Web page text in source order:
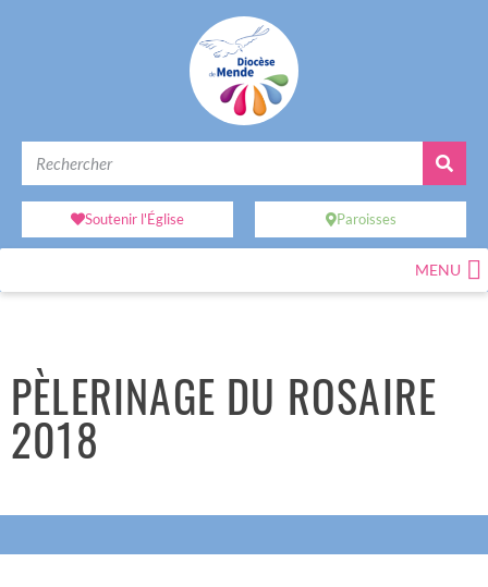
Soutenir l'Église Paroisses
MENU
PÈLERINAGE DU ROSAIRE
2018